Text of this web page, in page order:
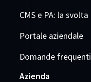
CMS e PA: la svolta
Portale aziendale
Domande frequenti
Azienda